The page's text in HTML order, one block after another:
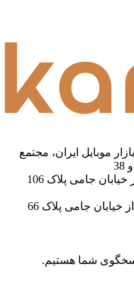
موبایل ایران، مجتمع
شعبه دو : تهران خیابان حافظ پایین تر از خیابان جامی پلاک 106
شعبه سه : تهران خیابان حافظ پایین تر از خیابان جامی پلاک 66